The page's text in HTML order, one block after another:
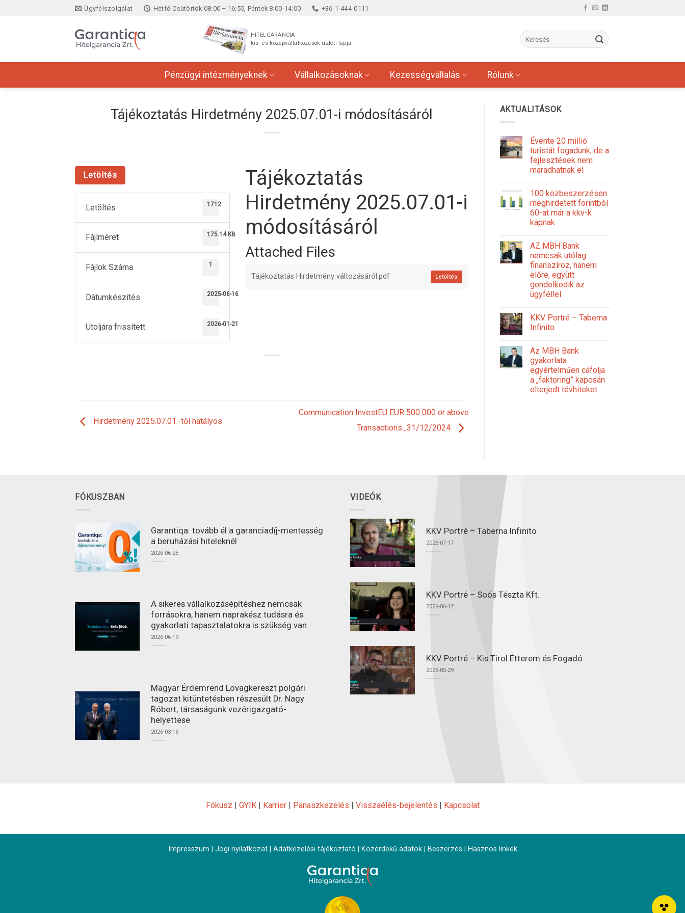
Ügyfélszolgálat Hétfő-Csütörtök 08:00 – 16:55, Péntek 8:00-14:00 +36-1-444-0111
HITELGARANCIA
kis- és középvállalkozások üzleti lapja
Pénzügyi intézményeknek Vállalkozásoknak Kezességvállalás Rólunk
Tájékoztatás Hirdetmény 2025.07.01-i módosításáról
Letöltés
Letöltés 1712
Fájlméret 175.14 KB
Fájlok Száma 1
Dátumkészítés 2025-06-16
Utoljára frissített 2026-01-21
Tájékoztatás
Hirdetmény 2025.07.01-i
módosításáról
Attached Files
Tájékoztatás Hirdetmény változásáról.pdf Letöltés
Hirdetmény 2025.07.01.-től hatályos
Communication InvestEU EUR 500 000 or above
Transactions_31/12/2024
AKTUALITÁSOK
Évente 20 millió
turistát fogadunk, de a
fejlesztések nem
maradhatnak el
100 közbeszerzésen
meghirdetett forintból
60-at már a kkv-k
kapnak
AZ MBH Bank
nemcsak utólag
finanszíroz, hanem
előre, együtt
gondolkodik az
ügyféllel
KKV Portré – Taberna
Infinito
Az MBH Bank
gyakorlata
egyértelműen cáfolja
a „faktoring” kapcsán
elterjedt tévhiteket
FÓKUSZBAN
Garantiqa: tovább él a garanciadíj-mentesség
a beruházási hiteleknél
2026-06-25
A sikeres vállalkozásépítéshez nemcsak
forrásokra, hanem naprakész tudásra és
gyakorlati tapasztalatokra is szükség van.
2026-06-19
Magyar Érdemrend Lovagkereszt polgári
tagozat kitüntetésben részesült Dr. Nagy
Róbert, társaságunk vezérigazgató-
helyettese
2026-03-16
VIDEÓK
KKV Portré – Taberna Infinito
2026-07-17
KKV Portré – Soós Tészta Kft.
2026-06-12
KKV Portré – Kis Tirol Étterem és Fogadó
2026-05-29
Fókusz | GYIK| Karrier| Panaszkezelés | Visszaélés-bejelentés | Kapcsolat
Impresszum Jogi nyilatkozat| Adatkezelési tájékoztató Közérdekű adatok| Beszerzés Hasznos linkek